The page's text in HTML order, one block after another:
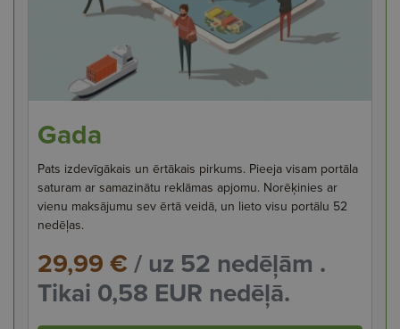
Gada
Pats izdevīgākais un ērtākais pirkums. Pieeja visam portāla
saturam ar samazinātu reklāmas apjomu. Norēķinies ar
vienu maksājumu sev ērtā veidā, un lieto visu portālu 52
nedēļas.
29,99 € / uz 52 nedēļām .
Tikai 0,58 EUR nedēļā.